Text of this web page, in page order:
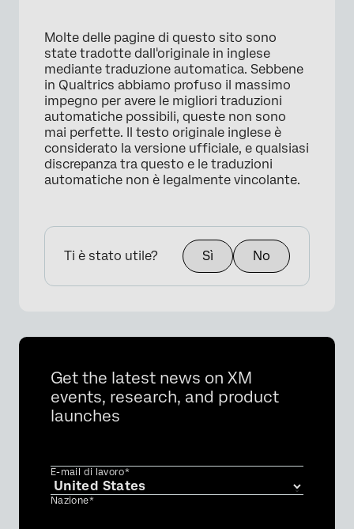
×
Molte delle pagine di questo sito sono
state tradotte dall'originale in inglese
mediante traduzione automatica. Sebbene
in Qualtrics abbiamo profuso il massimo
impegno per avere le migliori traduzioni
automatiche possibili, queste non sono
mai perfette. Il testo originale inglese è
considerato la versione ufficiale, e qualsiasi
discrepanza tra questo e le traduzioni
automatiche non è legalmente vincolante.
Ti è stato utile? Sì No
Get the latest news on XM
events, research, and product
launches
E-mail di lavoro*
Nazione*